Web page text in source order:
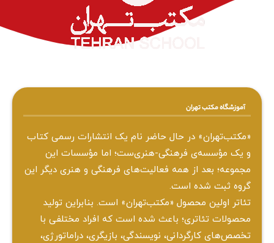
آموزشگاه مکتب تهران
«مکتب‌تهران» در حال حاضر نام یک انتشارات رسمی کتاب
و یک مؤسسه‌ی فرهنگی-هنری‌ست؛ اما مؤسسات این
مجموعه؛ بعد از همه‌ فعالیت‌های فرهنگی و هنری دیگر این
گروه ثبت شده است.
تئاتر اولین محصول «مکتب‌تهران» است. بنابراین تولید
محصولات تئاتری؛ باعث شده است که افراد مختلفی با
تخصص‌های کارگردانی، نویسندگی، بازیگری، دراماتورژی،